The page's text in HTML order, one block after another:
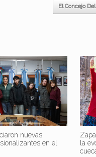
El Concejo
nuevas
en el
la